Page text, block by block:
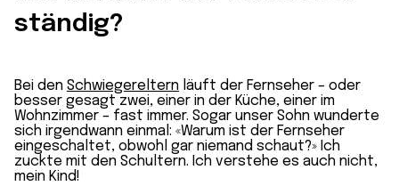
ständig?
Bei den Schwiegereltern läuft der Fernseher – oder
besser gesagt zwei, einer in der Küche, einer im
Wohnzimmer – fast immer. Sogar unser Sohn wunderte
sich irgendwann einmal: «Warum ist der Fernseher
eingeschaltet, obwohl gar niemand schaut?» Ich
zuckte mit den Schultern. Ich verstehe es auch nicht,
mein Kind!